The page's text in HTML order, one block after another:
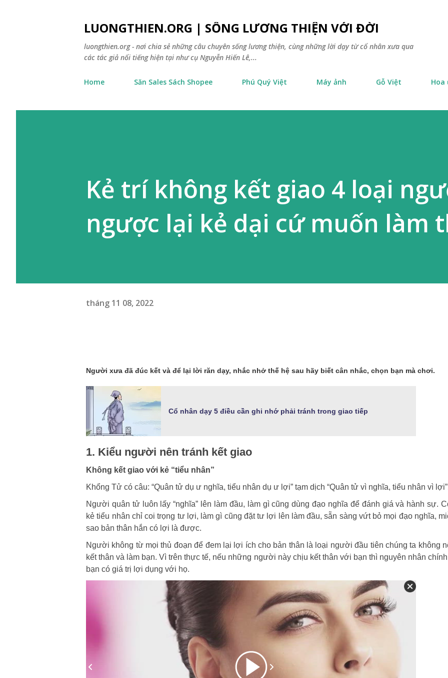
LUONGTHIEN.ORG | SỐNG LƯƠNG THIỆN VỚI ĐỜI
luongthien.org - nơi chia sẻ những câu chuyên sống lương thiện, cùng những lời dạy từ cổ nhân xưa qua
các tác giả nổi tiếng hiện tại như cụ Nguyễn Hiến Lê,...
Home Săn Sales Sách Shopee Phú Quý Việt Máy ảnh Gỗ Việt Hoa
Kẻ trí không kết giao 4 loại
ngược lại kẻ dại cứ muốn làm
tháng 11 08, 2022
Người xưa đã đúc kết và để lại lời răn dạy, nhắc nhở thế hệ sau hãy biết cân nhắc, chọn bạn mà chơi.
Cổ nhân dạy 5 điều cần ghi nhớ phải tránh trong giao tiếp
1. Kiểu người nên tránh kết giao
Không kết giao với kẻ “tiểu nhân”
Khổng Tử có câu: “Quân tử dụ ư nghĩa, tiểu nhân dụ ư lợi” tạm dịch “Quân tử vì nghĩa, tiểu nhân vì
Người quân tử luôn lấy “nghĩa” lên làm đầu, làm gì cũng dùng đạo nghĩa để đánh giá và hành sự.
kẻ tiểu nhân chỉ coi trọng tư lợi, làm gì cũng đặt tư lợi lên làm đầu, sẵn sàng vứt bỏ mọi đạo nghĩa,
sao bản thân hắn có lợi là được.
Người không từ mọi thủ đoạn để đem lại lợi ích cho bản thân là loại người đầu tiên chúng ta không
kết thân và làm bạn. Vì trên thực tế, nếu những người này chịu kết thân với bạn thì nguyên nhân
bạn có giá trị lợi dụng với họ.